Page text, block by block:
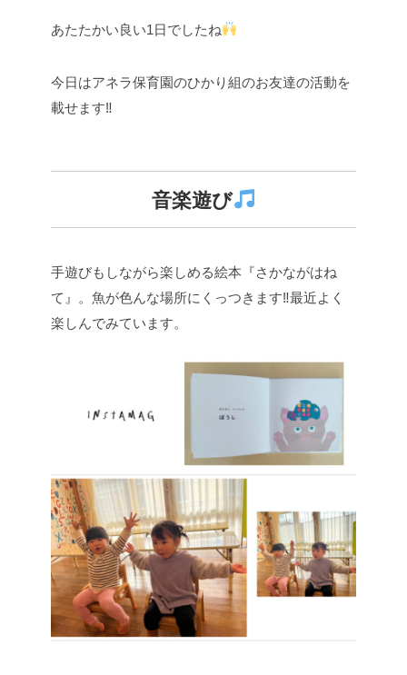
あたたかい良い1日でしたね
今日はアネラ保育園のひかり組のお友達の活動を
載せます‼︎
音楽遊び
手遊びもしながら楽しめる絵本『さかながはね
て』。魚が色んな場所にくっつきます‼︎最近よく
楽しんでみています。